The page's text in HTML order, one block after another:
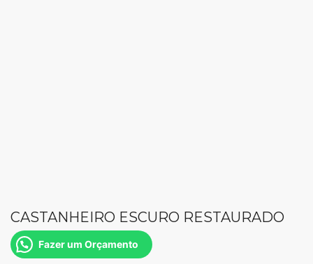
CASTANHEIRO ESCURO RESTAURADO
Fazer um Orçamento